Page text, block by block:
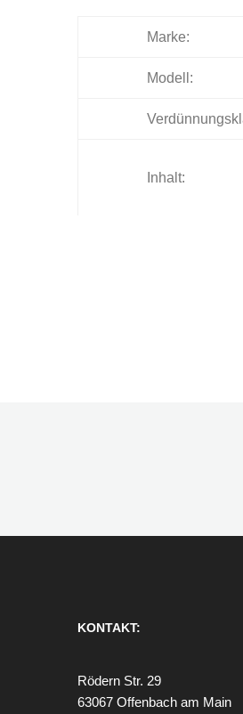
Marke:
Modell:
Inhalt:
KONTAKT:
Rödern Str. 29
63067 Offenbach am Main